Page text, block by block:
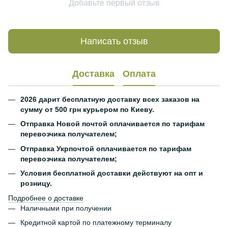
Добавьте первый отзыв
Написать отзыв
Доставка Оплата
2026 дарит бесплатную доставку всех заказов на
сумму от 500 грн курьером по Киеву.
Отправка Новой почтой оплачивается по тарифам
перевозчика получателем;
Отправка Укрпочтой оплачивается по тарифам
перевозчика получателем;
Условия бесплатной доставки действуют на опт и
розницу.
Подробнее о доставке
Наличными при получении
Кредитной картой по платежному терминалу